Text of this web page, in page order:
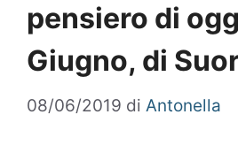
pensiero di
Giugno, di
08/06/2019 di Antonella